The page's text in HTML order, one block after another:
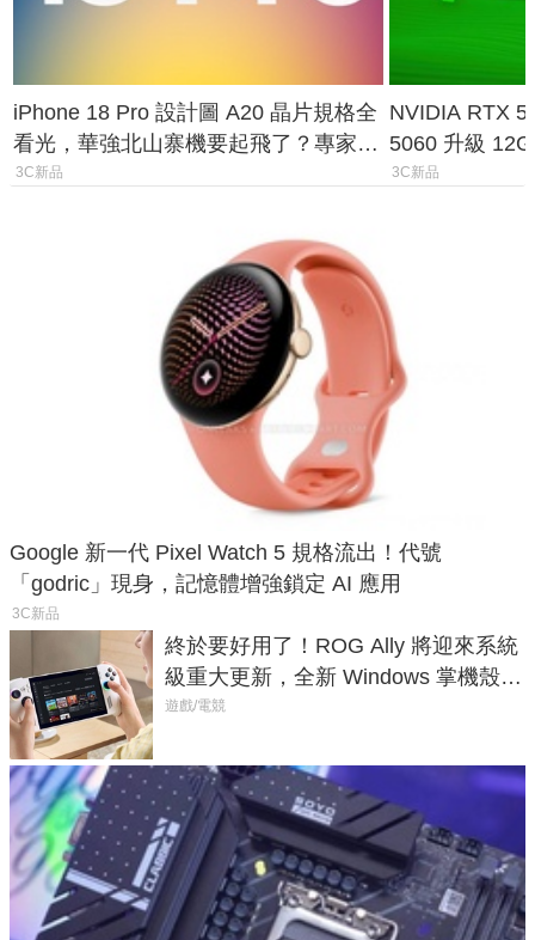
iPhone 18 Pro 設計圖 A20 晶片規格全
看光，華強北山寨機要起飛了？專家曝
山寨機無法復刻兩大關鍵
3C新品
NVIDIA RTX
5060 升級
次規格終於不
3C新品
Google 新一代 Pixel Watch 5 規格流出！代號
「godric」現身，記憶體增強鎖定 AI 應用
3C新品
終於要好用了！ROG Ally 將迎來系統
級重大更新，全新 Windows 掌機殼模
式讓操作就像 Xbox 一樣順暢
遊戲/電競